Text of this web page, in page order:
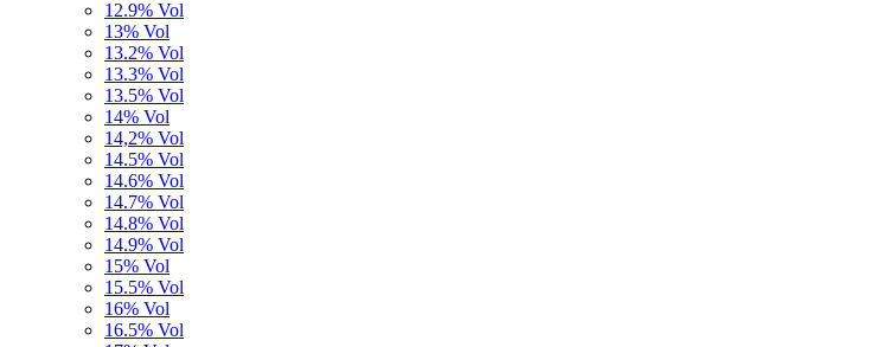
12.9% Vol
13% Vol
13.2% Vol
13.3% Vol
13.5% Vol
14% Vol
14,2% Vol
14.5% Vol
14.6% Vol
14.7% Vol
14.8% Vol
14.9% Vol
15% Vol
15.5% Vol
16% Vol
16.5% Vol